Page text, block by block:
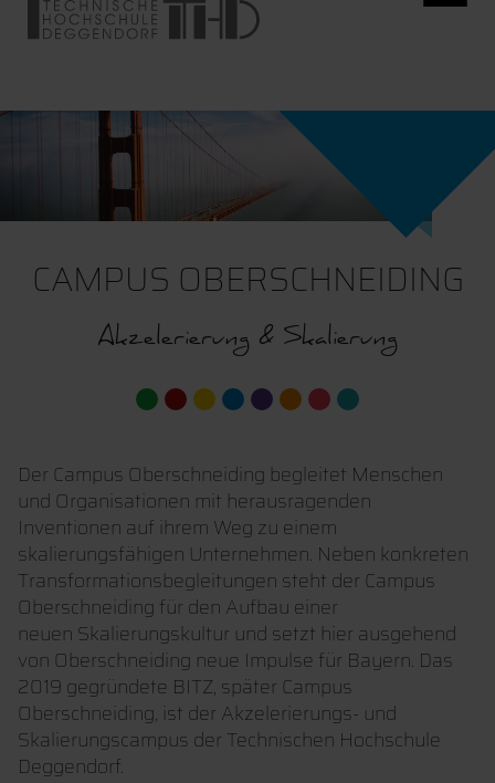
CAMPUS OBERSCHNEIDING
Akzelerierung & Skalierung
Der Campus Oberschneiding begleitet Menschen
und Organisationen mit herausragenden
Inventionen auf ihrem Weg zu einem
skalierungsfähigen Unternehmen. Neben konkreten
Transformationsbegleitungen steht der Campus
Oberschneiding für den Aufbau einer
neuen Skalierungskultur und setzt hier ausgehend
von Oberschneiding neue Impulse für Bayern. Das
2019 gegründete BITZ, später Campus
Oberschneiding, ist der Akzelerierungs- und
Skalierungscampus der Technischen Hochschule
Deggendorf.